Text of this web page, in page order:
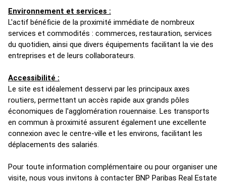
Environnement et services :
L'actif bénéficie de la proximité immédiate de nombreux
services et commodités : commerces, restauration, services
du quotidien, ainsi que divers équipements facilitant la vie des
entreprises et de leurs collaborateurs.
Accessibilité :
Le site est idéalement desservi par les principaux axes
routiers, permettant un accès rapide aux grands pôles
économiques de l'agglomération rouennaise. Les transports
en commun à proximité assurent également une excellente
connexion avec le centre-ville et les environs, facilitant les
déplacements des salariés.
Pour toute information complémentaire ou pour organiser une
visite, nous vous invitons à contacter BNP Paribas Real Estate